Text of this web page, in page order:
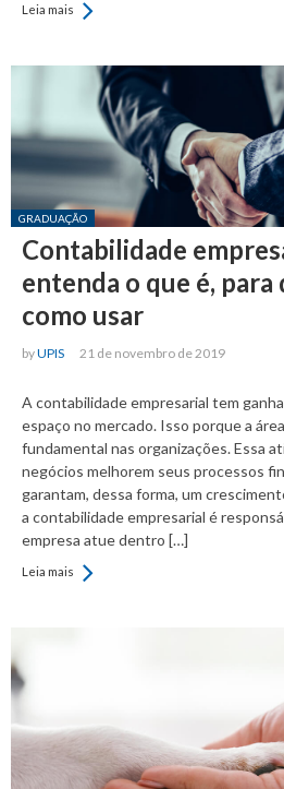
Leia mais
Posted in:
GRADUAÇÃO
Contabilidade
entenda o que é, para
como usar
byUPIS 21 de novembro de 2019
A contabilidade empresarial tem
espaço no mercado. Isso porque a
fundamental nas organizações. Essa
negócios melhorem seus processos
garantam, dessa forma, um
a contabilidade empresarial é
empresa atue dentro […]
Leia mais